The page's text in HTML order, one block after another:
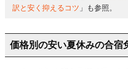
訳と安く抑えるコツ 」も参照。
価格別の安い夏休みの合宿